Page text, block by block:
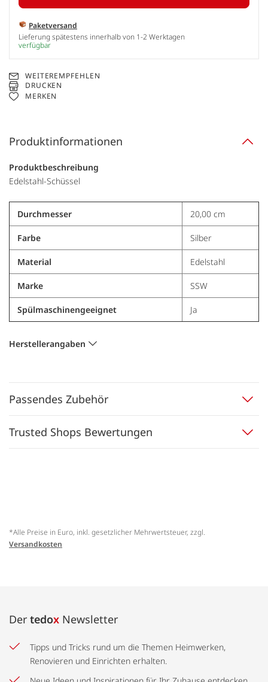
Paketversand
Lieferung spätestens innerhalb von 1-2 Werktagen
verfügbar
WEITEREMPFEHLEN
DRUCKEN
MERKEN
Produktinformationen
Produktbeschreibung
Edelstahl-Schüssel
Durchmesser 20,00 cm
Farbe Silber
Material Edelstahl
Marke SSW
Spülmaschinengeeignet Ja
Herstellerangaben
Passendes Zubehör
Trusted Shops Bewertungen
*Alle Preise in Euro, inkl. gesetzlicher Mehrwertsteuer, zzgl.
Versandkosten
Der tedox Newsletter
Tipps und Tricks rund um die Themen Heimwerken,
Renovieren und Einrichten erhalten.